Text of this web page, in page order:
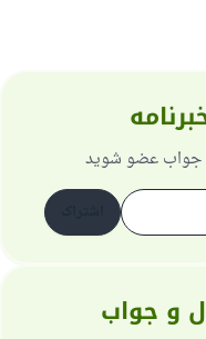
جواب عضو شوید
و جواب